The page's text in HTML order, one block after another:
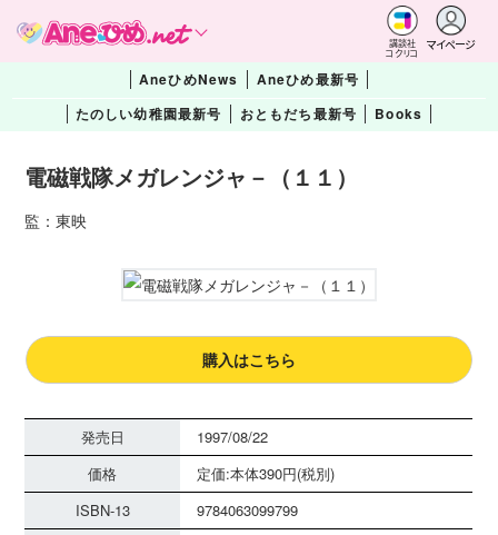
講談社
コクリコ
マイページ
AneひめNews
Aneひめ最新号
たのしい幼稚園最新号
おともだち最新号 Books
電磁戦隊メガレンジャ－（１１）
監：東映
購入はこちら
発売日
1997/08/22
価格
定価:本体390円(税別)
ISBN-13
9784063099799